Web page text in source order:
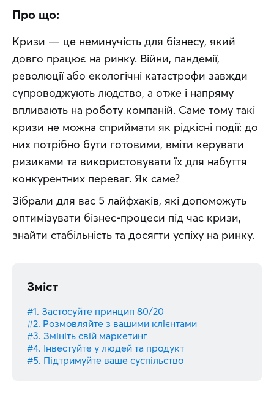
Про що:
Кризи — це неминучість для бізнесу, який
довго працює на ринку. Війни, пандемії,
революції або екологічні катастрофи завжди
супроводжують людство, а отже і напряму
впливають на роботу компаній. Саме тому такі
кризи не можна сприймати як рідкісні події: до
них потрібно бути готовими, вміти керувати
ризиками та використовувати їх для набуття
конкурентних переваг. Як саме?
Зібрали для вас 5 лайфхаків, які допоможуть
оптимізувати бізнес-процеси під час кризи,
знайти стабільність та досягти успіху на ринку.
Зміст
#1. Застосуйте принцип 80/20
#2. Розмовляйте з вашими клієнтами
#3. Змініть свій маркетинг
#4. Інвестуйте у людей та продукт
#5. Підтримуйте ваше суспільство